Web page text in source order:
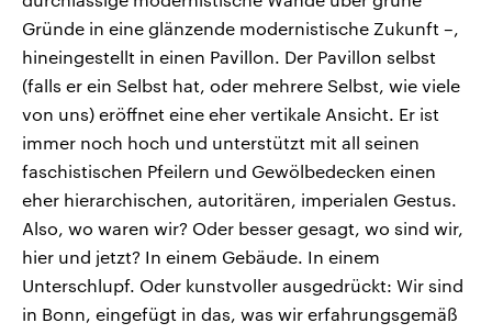
Gründe in eine glänzende modernistische Zukunft –,
hineingestellt in einen Pavillon. Der Pavillon selbst
(falls er ein Selbst hat, oder mehrere Selbst, wie viele
von uns) eröffnet eine eher vertikale Ansicht. Er ist
immer noch hoch und unterstützt mit all seinen
faschistischen Pfeilern und Gewölbedecken einen
eher hierarchischen, autoritären, imperialen Gestus.
Also, wo waren wir? Oder besser gesagt, wo sind wir,
hier und jetzt? In einem Gebäude. In einem
Unterschlupf. Oder kunstvoller ausgedrückt: Wir sind
in Bonn, eingefügt in das, was wir erfahrungsgemäß